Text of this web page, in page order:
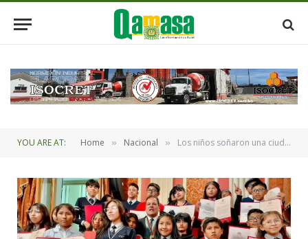
YOU ARE AT: Home » Nacional » Los niños soñaron una ciudad más verde y su visión floreció con la aprobación de la ley de reforestación para La Paz